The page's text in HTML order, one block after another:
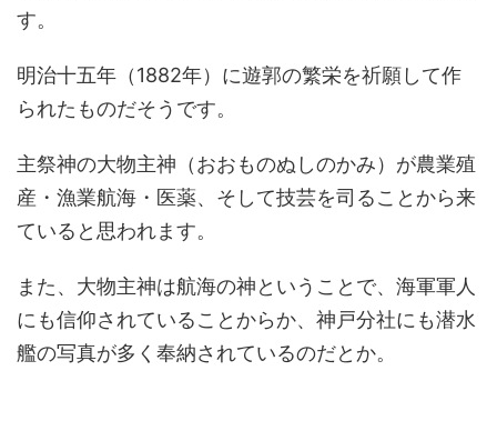
す。
明治十五年（1882年）に遊郭の繁栄を祈願して作
られたものだそうです。
主祭神の大物主神（おおものぬしのかみ）が農業殖
産・漁業航海・医薬、そして技芸を司ることから来
ていると思われます。
また、大物主神は航海の神ということで、海軍軍人
にも信仰されていることからか、神戸分社にも潜水
艦の写真が多く奉納されているのだとか。